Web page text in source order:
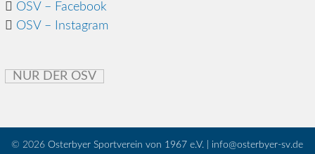
OSV – Facebook
OSV – Instagram
NUR DER OSV
© 2026 Osterbyer Sportverein von 1967 e.V. | info@osterbyer-sv.de